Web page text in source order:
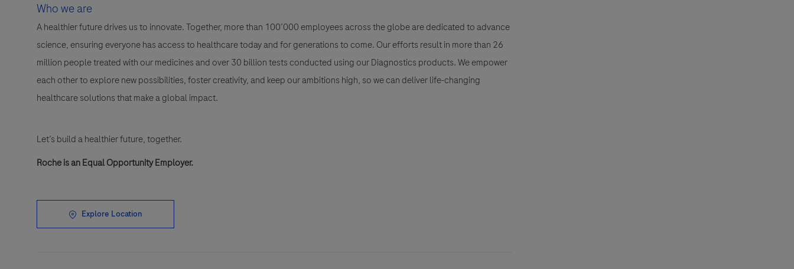
Who we are
A healthier future drives us to innovate. Together, more than 100’000 employees across the globe are dedicated to advance
science, ensuring everyone has access to healthcare today and for generations to come. Our efforts result in more than 26
million people treated with our medicines and over 30 billion tests conducted using our Diagnostics products. We empower
each other to explore new possibilities, foster creativity, and keep our ambitions high, so we can deliver life-changing
healthcare solutions that make a global impact.
Let’s build a healthier future, together.
Roche is an Equal Opportunity Employer.
Explore Location